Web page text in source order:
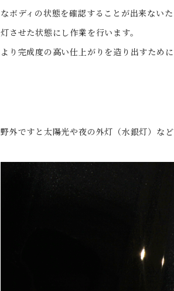
なボディの状態を確認することが出来ない
灯させた状態にし作業を行います。
より完成度の高い仕上がりを造り出すため
野外ですと太陽光や夜の外灯（水銀灯）な